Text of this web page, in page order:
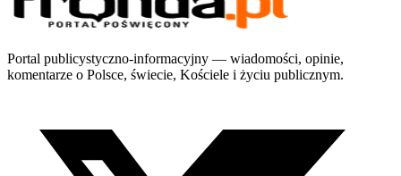
Portal publicystyczno-informacyjny — wiadomości, opinie,
komentarze o Polsce, świecie, Kościele i życiu publicznym.